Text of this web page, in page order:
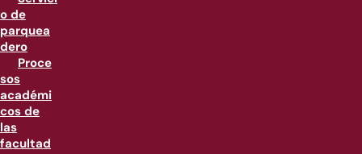
o de
parquea
dero
Proce
sos
académi
cos de
las
facultad